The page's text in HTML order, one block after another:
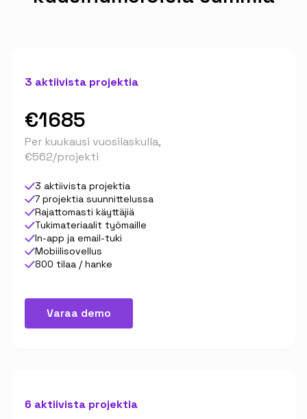
3 aktiivista projektia
€1685
Per kuukausi vuosilaskulla,
€562/projekti
3 aktiivista projektia
7 projektia suunnittelussa
Rajattomasti käyttäjiä
Tukimateriaalit työmaille
In-app ja email-tuki
Mobiilisovellus
800 tilaa / hanke
Varaa demo
6 aktiivista projektia